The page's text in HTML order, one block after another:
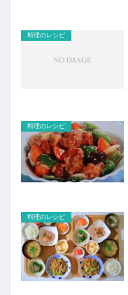
料理のレシピ
料理のレシピ
料理のレシピ